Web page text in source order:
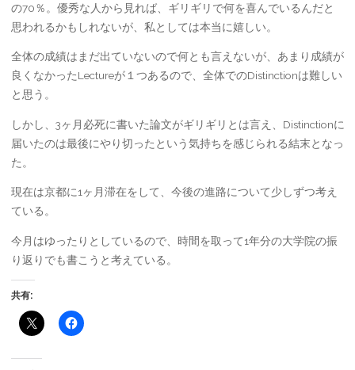
の70％。優秀な人から見れば、ギリギリで何を喜んでいるんだと
思われるかもしれないが、私としては本当に嬉しい。
全体の成績はまだ出ていないので何とも言えないが、あまり成績が
良くなかったLectureが１つあるので、全体でのDistinctionは難しい
と思う。
しかし、3ヶ月必死に書いた論文がギリギリとは言え、Distinctionに
届いたのは最後にやり切ったという気持ちを感じられる結末となっ
た。
現在は京都に1ヶ月滞在をして、今後の進路について少しずつ考え
ている。
今月はゆったりとしているので、時間を取って1年分の大学院の振
り返りでも書こうと考えている。
共有: